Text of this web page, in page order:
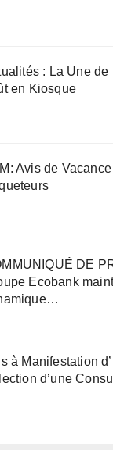
: La Une de
en Kiosque
Avis de
DE
Ecobank
à Manifestation
d’une